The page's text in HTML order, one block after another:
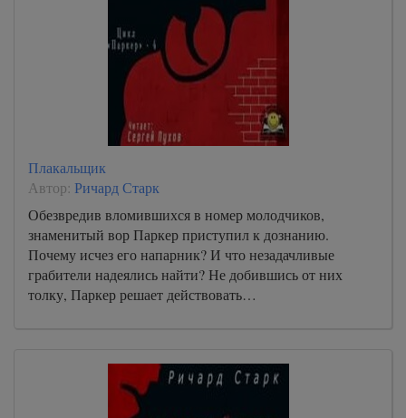
Плакальщик
Автор: Ричард Старк
Обезвредив вломившихся в номер молодчиков,
знаменитый вор Паркер приступил к дознанию.
Почему исчез его напарник? И что незадачливые
грабители надеялись найти? Не добившись от них
толку, Паркер решает действовать…